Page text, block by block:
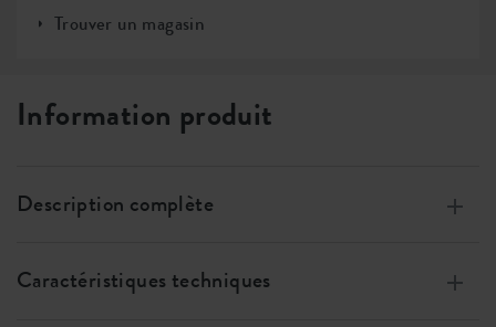
Trouver un magasin
Information produit
Description complète
grâce à l’Energie éolienne, 100% recyclable
Caractéristiques techniques